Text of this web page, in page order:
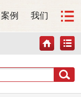
案例 我们